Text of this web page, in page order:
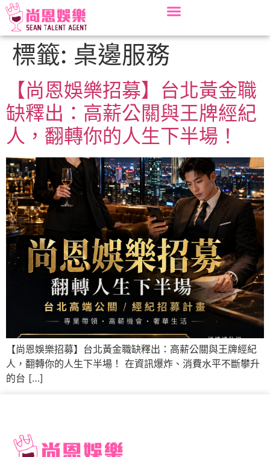
標籤: 桌邊服務
【尚恩娛樂招募】台北黃金職
缺釋出：高薪公關與王牌經紀
人，翻轉你的人生下半場！
【尚恩娛樂招募】台北黃金職缺釋出：高薪公關與王牌經紀
人，翻轉你的人生下半場！ 在資訊爆炸、消費水平不斷攀升
的台 […]